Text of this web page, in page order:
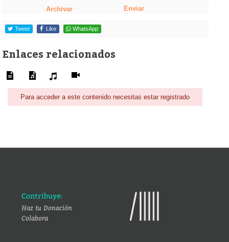
Archivar Enviar
Tweet Like WhatsApp
Enlaces relacionados
Para acceder a este contenido necesitas estar registrado
Contribuye:
Haz tu Donación
Colabora